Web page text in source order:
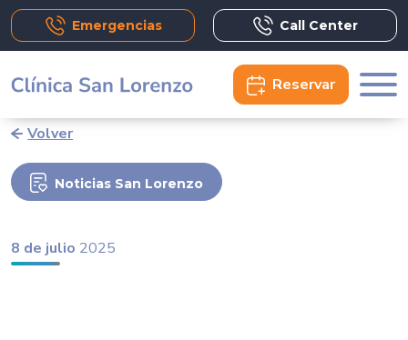
Emergencias Call Center
Reservar
Volver
Noticias San Lorenzo
8 de julio 2025